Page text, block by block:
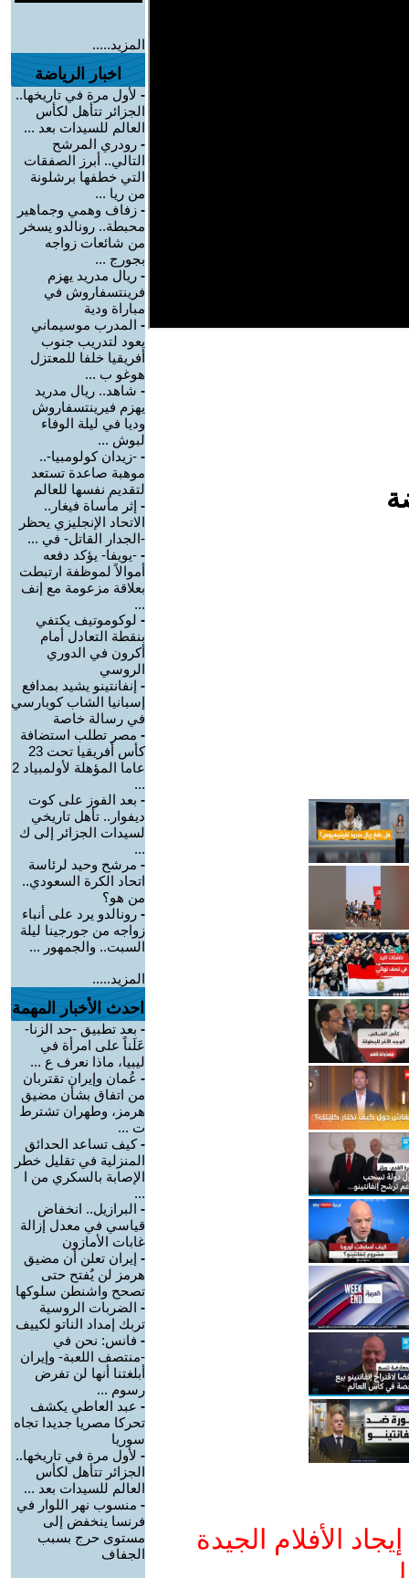
الأفلام الجيدة
المزيد.....
اخبار الرياضة
- لأول مرة في تاريخها..
الجزائر تتأهل لكأس
العالم للسيدات بعد ...
- رودري المرشح
التالي.. أبرز الصفقات
التي خطفها برشلونة
من ريا ...
- زفاف وهمي وجماهير
محبطة.. رونالدو يسخر
من شائعات زواجه
بجورج ...
- ريال مدريد يهزم
فرينتسفاروش في
مباراة ودية
- المدرب موسيماني
يعود لتدريب جنوب
أفريقيا خلفا للمعتزل
هوغو ب ...
- شاهد.. ريال مدريد
يهزم فيرينتسفاروش
وديا في ليلة الوفاء
لبوش ...
- -زيدان كولومبيا-..
موهبة صاعدة تستعد
لتقديم نفسها للعالم
- إثر مأساة فيغار..
الاتحاد الإنجليزي يحظر
-الجدار القاتل- في ...
- -يويفا- يؤكد دفعه
أموالاً لموظفة ارتبطت
بعلاقة مزعومة مع إنف
...
- لوكوموتيف يكتفي
بنقطة التعادل أمام
أكرون في الدوري
الروسي
- إنفانتينو يشيد بمدافع
إسبانيا الشاب كوبارسي
في رسالة خاصة
- مصر تطلب استضافة
كأس أفريقيا تحت 23
عاما المؤهلة لأولمبياد 2
...
- بعد الفوز على كوت
ديفوار.. تأهل تاريخي
لسيدات الجزائر إلى ك
...
- مرشح وحيد لرئاسة
اتحاد الكرة السعودي..
من هو؟
- رونالدو يرد على أنباء
زواجه من جورجينا ليلة
السبت.. والجمهور ...
المزيد.....
احدث الأخبار المهمة
- بعد تطبيق -حد الزنا-
عَلَناً على امرأة في
ليبيا، ماذا نعرف ع ...
- عُمان وإيران تقتربان
من اتفاق بشأن مضيق
هرمز، وطهران تشترط
ت ...
-كيف تساعد الحدائق
المنزلية في تقليل خطر
الإصابة بالسكري من ا
...
- البرازيل.. انخفاض
قياسي في معدل إزالة
غابات الأمازون
- إيران تعلن أن مضيق
هرمز لن يٌفتح حتى
تصحح واشنطن سلوكها
- الضربات الروسية
تربك إمداد الناتو لكييف
- فانس: نحن في
-منتصف اللعبة- وإيران
أبلغتنا أنها لن تفرض
رسوم ...
- عبد العاطي يكشف
تحركا مصريا جديدا تجاه
سوريا
- لأول مرة في تاريخها..
الجزائر تتأهل لكأس
العالم للسيدات بعد ...
- منسوب نهر اللوار في
فرنسا ينخفض إلى
مستوى حرج بسبب
الجفاف